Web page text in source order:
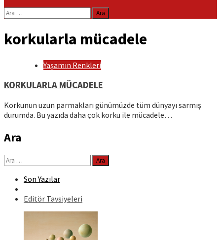
Arama:
korkularla mücadele
Yaşamın Renkleri
KORKULARLA MÜCADELE
Korkunun uzun parmakları günümüzde tüm dünyayı sarmış
durumda. Bu yazıda daha çok korku ile mücadele…
Ara
Arama:
Son Yazılar
Editör Tavsiyeleri